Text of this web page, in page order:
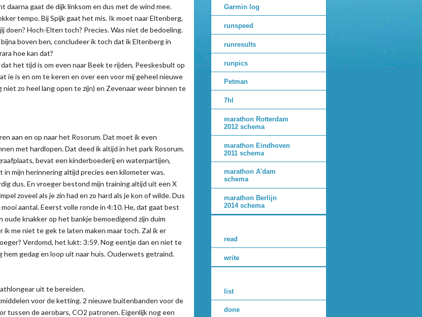
daarna gaat de dijk linksom en dus met de wind mee.
tempo. Bij Spijk gaat het mis. Ik moet naar Eltenberg,
doen? Hoch-Elten toch? Precies. Was niet de bedoeling.
boven ben, concludeer ik toch dat ik Eltenberg in
hoe kan dat?
het tijd is om even naar Beek te rijden, Peeskesbult op
ie is en om te keren en over een voor mij geheel nieuwe
zo heel lang open te zijn) en Zevenaar weer binnen te
aan en op naar het Rosorum. Dat moet ik even
met hardlopen. Dat deed ik altijd in het park Rosorum.
bevat een kinderboederij en waterpartijen,
mijn herinnering altijd precies een kilometer was.
dus. En vroeger bestond mijn training altijd uit een X
zoveel als je zin had en zo hard als je kon of wilde. Dus
aantal. Eeerst volle ronde in 4:10. He, dat gaat best
knakker op het bankje bemoedigend zijn duim
me niet te gek te laten maken maar toch. Zal ik er
Verdomd, het lukt: 3:59. Nog eentje dan en niet te
hem gedag en loop uit naar huis. Ouderwets getraind.
uit te bereiden.
voor de ketting. 2 nieuwe buitenbanden voor de
tussen de aerobars, CO2 patronen. Eigenlijk nog een
Garmin log
runspeed
runresults
runpics
Petman
7hl
marathon Rotterdam
2012 schema
marathon Eindhoven
2011 schema
marathon A'dam
schema
marathon Berlijn
2014 schema
read
write
list
done